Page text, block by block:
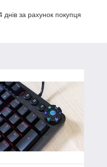
за рахунок покупця